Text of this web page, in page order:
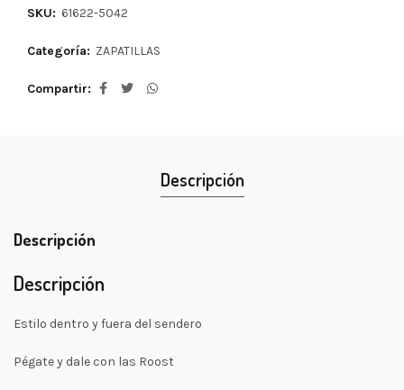
SKU: 61622-5042
Categoría: ZAPATILLAS
Compartir
Descripción
Descripción
Descripción
Estilo dentro y fuera del sendero
Pégate y dale con las Roost